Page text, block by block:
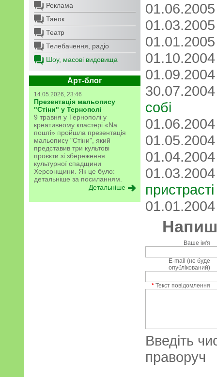
Реклама
Танок
Театр
Телебачення, радіо
Шоу, масові видовища
Арт-блог
14.05.2026, 23:46
Презентація мальопису
"Стіни" у Тернополі
9 травня у Тернополі у
креативному кластері «Na
пошті» пройшла презентація
мальопису "Стіни", який
представив три культові
проєкти зі збереження
культурної спадщини
Херсонщини. Як це було:
детальніше за посиланням.
Детальніше
собі
пристрасті
Ваше ім'я
E-mail (не буде
опублікований)
* Текст повідомлення
Введіть
праворуч